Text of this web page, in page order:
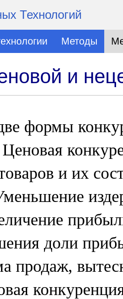
Технологий
Методы
и
формы
и их
доли
продаж,